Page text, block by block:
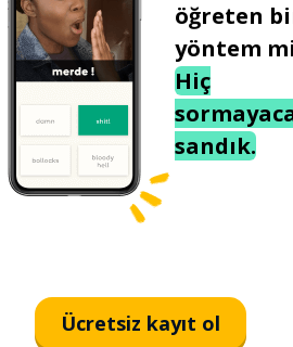
öğreten
yöntem
Hiç
sandık.
Ücretsiz kayıt ol